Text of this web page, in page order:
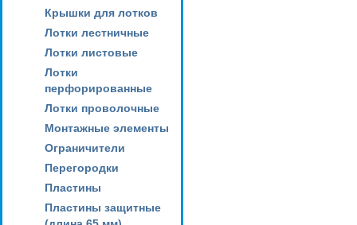
Крышки для лотков
Лотки лестничные
Лотки листовые
Лотки
перфорированные
Лотки проволочные
Монтажные элементы
Ограничители
Перегородки
Пластины
Пластины защитные